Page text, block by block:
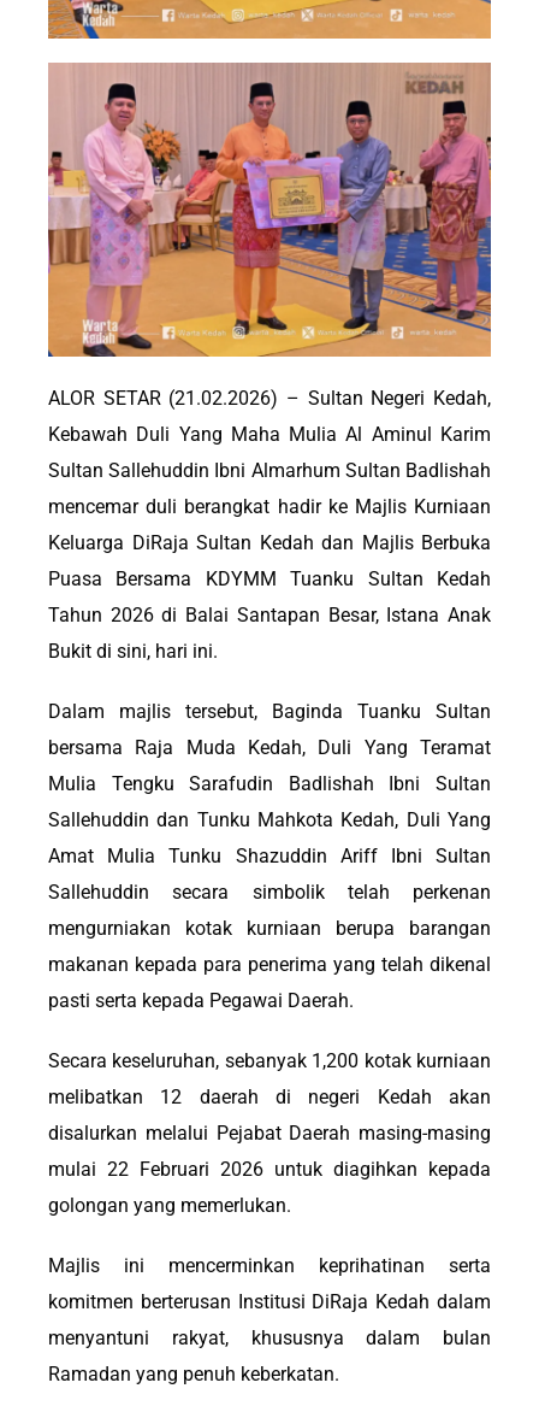
ALOR SETAR (21.02.2026) – Sultan Negeri Kedah,
Kebawah Duli Yang Maha Mulia Al Aminul Karim
Sultan Sallehuddin Ibni Almarhum Sultan Badlishah
mencemar duli berangkat hadir ke Majlis Kurniaan
Keluarga DiRaja Sultan Kedah dan Majlis Berbuka
Puasa Bersama KDYMM Tuanku Sultan Kedah
Tahun 2026 di Balai Santapan Besar, Istana Anak
Bukit di sini, hari ini.
‎Dalam majlis tersebut, Baginda Tuanku Sultan
bersama Raja Muda Kedah, Duli Yang Teramat
Mulia Tengku Sarafudin Badlishah Ibni Sultan
Sallehuddin dan Tunku Mahkota Kedah, Duli Yang
Amat Mulia Tunku Shazuddin Ariff Ibni Sultan
Sallehuddin secara simbolik telah perkenan
mengurniakan kotak kurniaan berupa barangan
makanan kepada para penerima yang telah dikenal
pasti serta kepada Pegawai Daerah.
Secara keseluruhan, sebanyak 1,200 kotak kurniaan
melibatkan 12 daerah di negeri Kedah akan
disalurkan melalui Pejabat Daerah masing-masing
mulai 22 Februari 2026 untuk diagihkan kepada
golongan yang memerlukan.
Majlis ini mencerminkan keprihatinan serta
komitmen berterusan Institusi DiRaja Kedah dalam
menyantuni rakyat, khususnya dalam bulan
Ramadan yang penuh keberkatan.